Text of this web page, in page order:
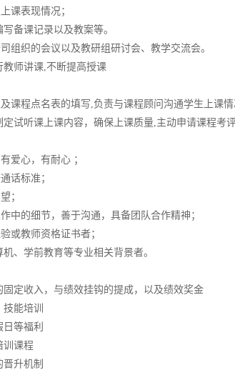
课表现情况；
备课记录以及教案等。
组织的会议以及教研组研讨会、教学交流会。
师讲课,不断提高授课
课程点名表的填写,负责与课程顾问沟通学生上课情
试听课上课内容，确保上课质量,主动申请课程考
爱心，有耐心 ；
话标准；
；
中的细节，善于沟通，具备团队合作精神；
或教师资格证书者；
、学前教育等专业相关背景者。
定收入，与绩效挂钩的提成，以及绩效奖金
能培训
等福利
训课程
升机制